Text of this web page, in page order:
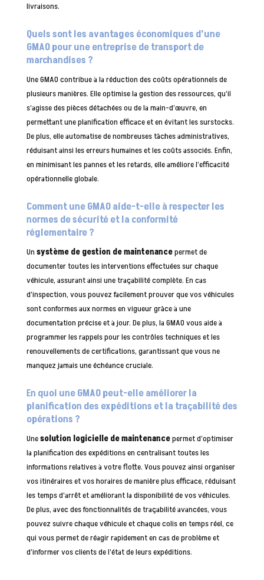
livraisons.
Quels sont les avantages économiques d’une
GMAO pour une entreprise de transport de
marchandises ?
Une GMAO contribue à la réduction des coûts opérationnels de
plusieurs manières. Elle optimise la gestion des ressources, qu’il
s’agisse des pièces détachées ou de la main-d’œuvre, en
permettant une planification efficace et en évitant les surstocks.
De plus, elle automatise de nombreuses tâches administratives,
réduisant ainsi les erreurs humaines et les coûts associés. Enfin,
en minimisant les pannes et les retards, elle améliore l’efficacité
opérationnelle globale.
Comment une GMAO aide-t-elle à respecter les
normes de sécurité et la conformité
réglementaire ?
Un système de gestion de maintenancepermet de
documenter toutes les interventions effectuées sur chaque
véhicule, assurant ainsi une traçabilité complète. En cas
d’inspection, vous pouvez facilement prouver que vos véhicules
sont conformes aux normes en vigueur grâce à une
documentation précise et à jour. De plus, la GMAO vous aide à
programmer les rappels pour les contrôles techniques et les
renouvellements de certifications, garantissant que vous ne
manquez jamais une échéance cruciale.
En quoi une GMAO peut-elle améliorer la
planification des expéditions et la traçabilité des
opérations ?
Unesolution logicielle de maintenancepermet d’optimiser
la planification des expéditions en centralisant toutes les
informations relatives à votre flotte. Vous pouvez ainsi organiser
vos itinéraires et vos horaires de manière plus efficace, réduisant
les temps d’arrêt et améliorant la disponibilité de vos véhicules.
De plus, avec des fonctionnalités de traçabilité avancées, vous
pouvez suivre chaque véhicule et chaque colis en temps réel, ce
qui vous permet de réagir rapidement en cas de problème et
d’informer vos clients de l’état de leurs expéditions.